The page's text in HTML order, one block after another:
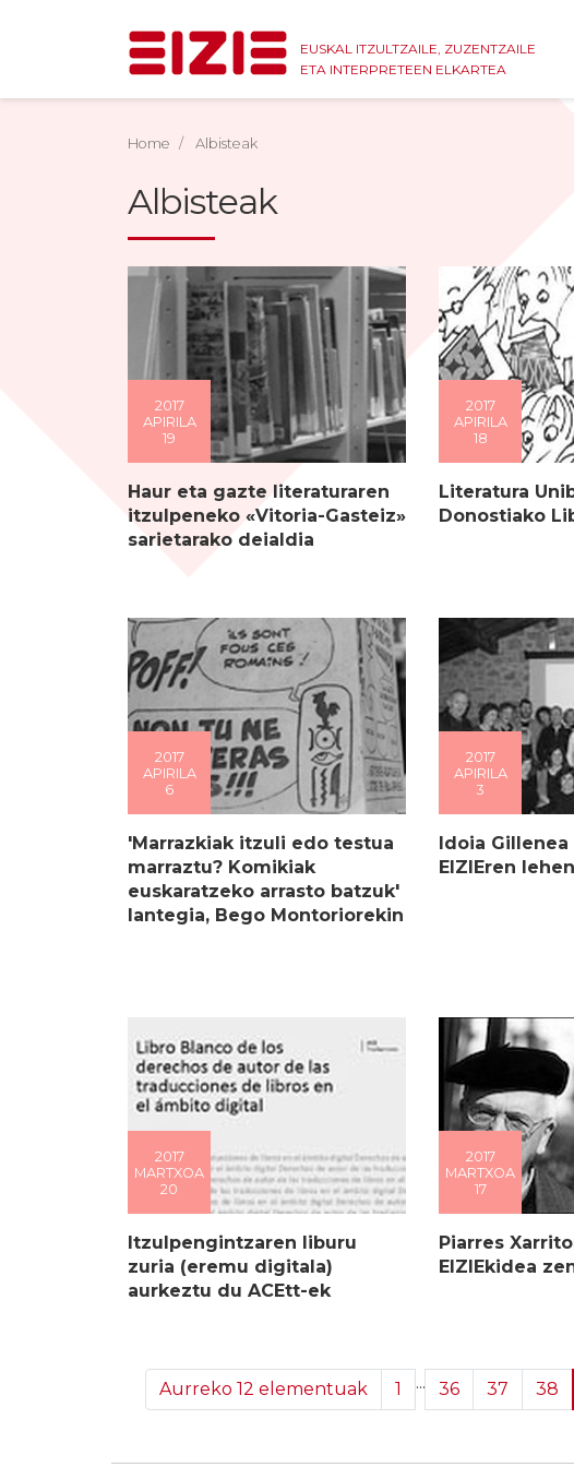
EUSKAL ITZULTZAILE, ZUZENTZAILE
ETA INTERPRETEEN ELKARTEA
Home Albisteak
Albisteak
2017
APIRILA
19
Haur eta gazte literaturaren
itzulpeneko «Vitoria-Gasteiz»
sarietarako deialdia
2017
APIRILA
18
Literatura
Donostiako
2017
APIRILA
6
'Marrazkiak itzuli edo testua
marraztu? Komikiak
euskaratzeko arrasto batzuk'
lantegia, Bego Montoriorekin
2017
APIRILA
3
Idoia
EIZIEren
2017
MARTXOA
20
Itzulpengintzaren liburu
zuria (eremu digitala)
aurkeztu du ACEtt-ek
2017
MARTXOA
17
Piarres
EIZIEkidea
Aurreko 12 elementuak 1 ... 36 37 38